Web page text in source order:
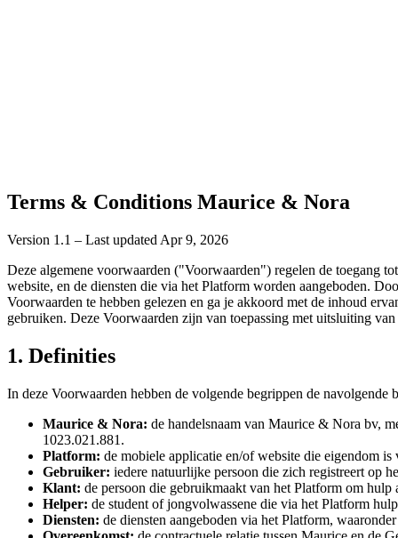
Terms & Conditions Maurice & Nora
Version 1.1 – Last updated Apr 9, 2026
Deze algemene voorwaarden ("Voorwaarden") regelen de toegang
website, en de diensten die via het Platform worden aangeboden.
Voorwaarden te hebben gelezen en ga je akkoord met de inhoud
gebruiken. Deze Voorwaarden zijn van toepassing met uitsluiting
1. Definities
In deze Voorwaarden hebben de volgende begrippen de navolgende
Maurice & Nora: de handelsnaam van Maurice & Nora bv,
1023.021.881.
Platform: de mobiele applicatie en/of website die eigendom
Gebruiker: iedere natuurlijke persoon die zich registreert op
Klant: de persoon die gebruikmaakt van het Platform om
Helper: de student of jongvolwassene die via het Platform
Diensten: de diensten aangeboden via het Platform,